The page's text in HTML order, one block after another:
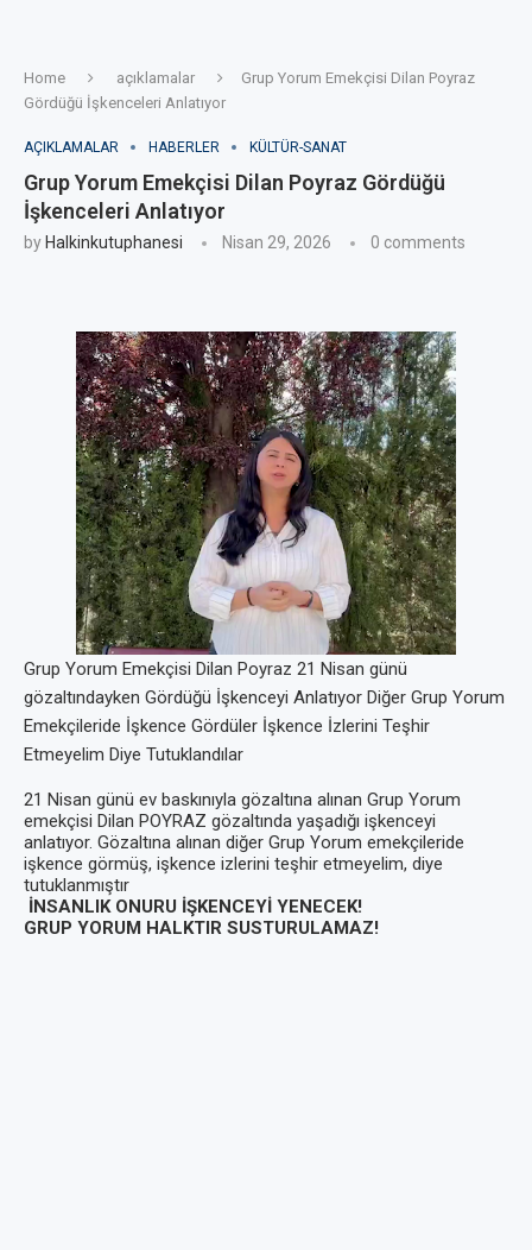
Home açıklamalar
Grup Yorum Emekçisi Dilan Poyraz
Gördüğü İşkenceleri Anlatıyor
AÇIKLAMALAR HABERLER KÜLTÜR-SANAT
Grup Yorum Emekçisi Dilan Poyraz Gördüğü
İşkenceleri Anlatıyor
by Halkinkutuphanesi Nisan 29, 2026 0 comments
Grup Yorum Emekçisi Dilan Poyraz 21 Nisan günü
gözaltındayken Gördüğü İşkenceyi Anlatıyor Diğer Grup Yorum
Emekçileride İşkence Gördüler İşkence İzlerini Teşhir
Etmeyelim Diye Tutuklandılar
21 Nisan günü ev baskınıyla gözaltına alınan Grup Yorum
emekçisi Dilan POYRAZ gözaltında yaşadığı işkenceyi
anlatıyor. Gözaltına alınan diğer Grup Yorum emekçileride
işkence görmüş, işkence izlerini teşhir etmeyelim, diye
tutuklanmıştır
İNSANLIK ONURU İŞKENCEYİ YENECEK!
GRUP YORUM HALKTIR SUSTURULAMAZ!